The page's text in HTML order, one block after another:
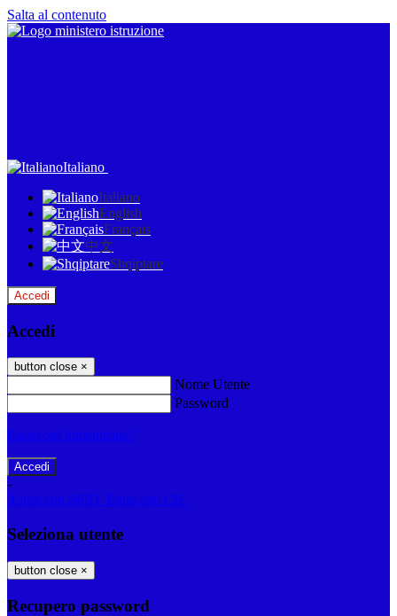
Salta al contenuto
Italiano
Italiano
English
Français
中文
Shqiptare
Accedi
Accedi
button close ×
Nome Utente
Password
Password dimenticata?
-
Entra con SPID
Entra con CIE
Seleziona utente
button close ×
Recupero password